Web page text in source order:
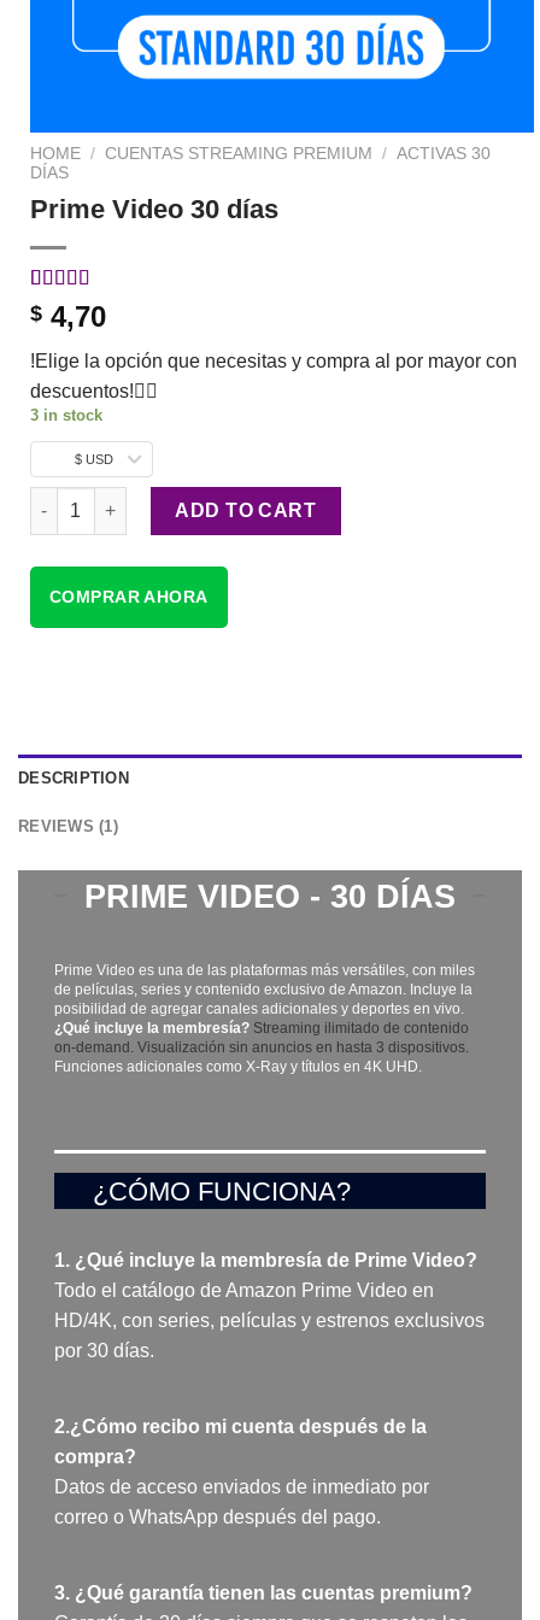
HOME / CUENTAS STREAMING PREMIUM / ACTIVAS 30
DÍAS
Prime Video 30 días
Rated5.00
out of 5
1
customer
rating
$ 4,70
!Elige la opción que necesitas y compra al por mayor con
descuentos!👇🏼
3 in stock
$ USD
Prime Video 30 días quantity
ADD TO CART
COMPRAR AHORA
DESCRIPTION
REVIEWS (1)
PRIME VIDEO - 30 DÍAS
Prime Video es una de las plataformas más versátiles, con miles
de películas, series y contenido exclusivo de Amazon. Incluye la
posibilidad de agregar canales adicionales y deportes en vivo.
¿Qué incluye la membresía? Streaming ilimitado de contenido
on-demand. Visualización sin anuncios en hasta 3 dispositivos.
Funciones adicionales como X-Ray y títulos en 4K UHD.
¿CÓMO FUNCIONA?
Elige Tu Membresía: Selecciona la cuenta que
más se ajuste a tus necesidades y realiza tu
compra de manera segura.
Recibe Tu Cuenta: Te enviamos inmediatamente
el usuario y la contraseña para que puedas
plataforma, personaliza tu perfil y empieza a ver
tus series y películas favoritas.
Garantía Activa: Usa la cuenta sin modificar los
datos de acceso para mantener la cobertura
durante los 30 días.
Membresía?
1. ¿Qué incluye la membresía de Prime Video?
Todo el catálogo de Amazon Prime Video en
HD/4K, con series, películas y estrenos exclusivos
por 30 días.
2.¿Cómo recibo mi cuenta después de la
compra?
Datos de acceso enviados de inmediato por
correo o WhatsApp después del pago.
3. ¿Qué garantía tienen las cuentas premium?